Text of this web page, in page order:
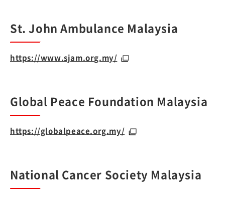
St. John Ambulance Malaysia
https://www.sjam.org.my/
Global Peace Foundation Malaysia
https://globalpeace.org.my/
National Cancer Society Malaysia